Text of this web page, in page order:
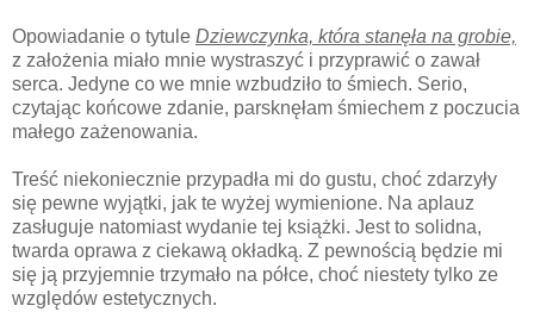
Opowiadanie o tytule Dziewczynka, która stanęła na grobie,
z założenia miało mnie wystraszyć i przyprawić o zawał
serca. Jedyne co we mnie wzbudziło to śmiech. Serio,
czytając końcowe zdanie, parsknęłam śmiechem z poczucia
małego zażenowania.
Treść niekoniecznie przypadła mi do gustu, choć zdarzyły
się pewne wyjątki, jak te wyżej wymienione. Na aplauz
zasługuje natomiast wydanie tej książki. Jest to solidna,
twarda oprawa z ciekawą okładką. Z pewnością będzie mi
się ją przyjemnie trzymało na półce, choć niestety tylko ze
względów estetycznych.